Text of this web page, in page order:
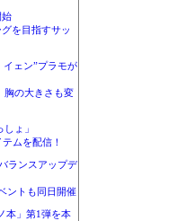
始
を目指すサッ
イェン”プラモが
胸の大きさも変
ょ」
ムを配信！
ランスアップデ
ントも同日開催
本」第1弾を本